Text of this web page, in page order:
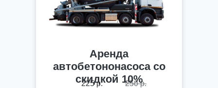
225 р.
Аренда
автобетононасоса со
скидкой 10%
250 р.